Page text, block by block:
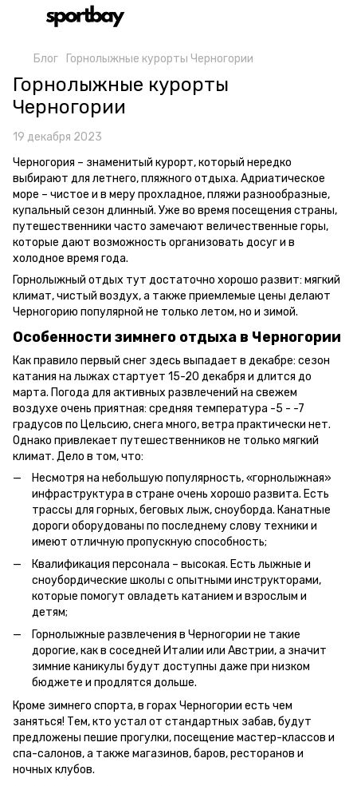
Блог Горнолыжные курорты Черногории
Горнолыжные курорты
Черногории
19 декабря 2023
Черногория – знаменитый курорт, который нередко
выбирают для летнего, пляжного отдыха. Адриатическое
море – чистое и в меру прохладное, пляжи разнообразные,
купальный сезон длинный. Уже во время посещения страны,
путешественники часто замечают величественные горы,
которые дают возможность организовать досуг и в
холодное время года.
Горнолыжный отдых тут достаточно хорошо развит: мягкий
климат, чистый воздух, а также приемлемые цены делают
Черногорию популярной не только летом, но и зимой.
Особенности зимнего отдыха в Черногории
Как правило первый снег здесь выпадает в декабре: сезон
катания на лыжах стартует 15-20 декабря и длится до
марта. Погода для активных развлечений на свежем
воздухе очень приятная: средняя температура -5 - -7
градусов по Цельсию, снега много, ветра практически нет.
Однако привлекает путешественников не только мягкий
климат. Дело в том, что:
Несмотря на небольшую популярность, «горнолыжная»
инфраструктура в стране очень хорошо развита. Есть
трассы для горных, беговых лыж, сноуборда. Канатные
дороги оборудованы по последнему слову техники и
имеют отличную пропускную способность;
Квалификация персонала – высокая. Есть лыжные и
сноубордические школы с опытными инструкторами,
которые помогут овладеть катанием и взрослым и
детям;
Горнолыжные развлечения в Черногории не такие
дорогие, как в соседней Италии или Австрии, а значит
зимние каникулы будут доступны даже при низком
бюджете и продлятся дольше.
Кроме зимнего спорта, в горах Черногории есть чем
заняться! Тем, кто устал от стандартных забав, будут
предложены пешие прогулки, посещение мастер-классов и
спа-салонов, а также магазинов, баров, ресторанов и
ночных клубов.